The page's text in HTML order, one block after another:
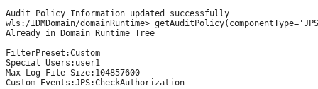
Audit Policy Information updated successfully
wls:/IDMDomain/domainRuntime>
Already in Domain Runtime Tree
FilterPreset:Custom
Special Users:user1
Max Log File Size:104857600
Custom Events:JPS:CheckAuthorization